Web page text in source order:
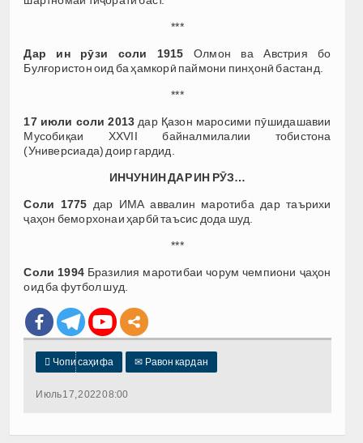
***
Дар ин рӯзи соли 1915Олмон ва Австрия бо
Булғористон оид ба ҳамкорӣ паймони пинҳонӣ бастанд.
***
17 июли соли 2013 дар Қазон маросими пӯшидашавии
Мусобиқаи XXVII байналмилалии тобистона
(Универсиада) доир гардид.
ИНЧУНИН ДАР ИН РӮЗ…
Соли 1775 дар ИМА аввалин маротиба дар таърихи
ҷаҳон беморхонаи ҳарбӣ таъсис дода шуд.
***
Соли 1994 Бразилия маротибаи чорум чемпиони ҷаҳон
оид ба футбол шуд.
 Чопи саҳифа ✉ Равон кардан
Июль 17, 2022 08:00